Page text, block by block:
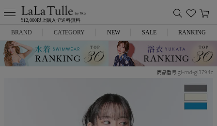
¥12,000以上購入で送料無料
BRAND
Anella
CATEGORY
ミニドレス
NEW SALE RANKING
商品番号 gl-md-gl3794z